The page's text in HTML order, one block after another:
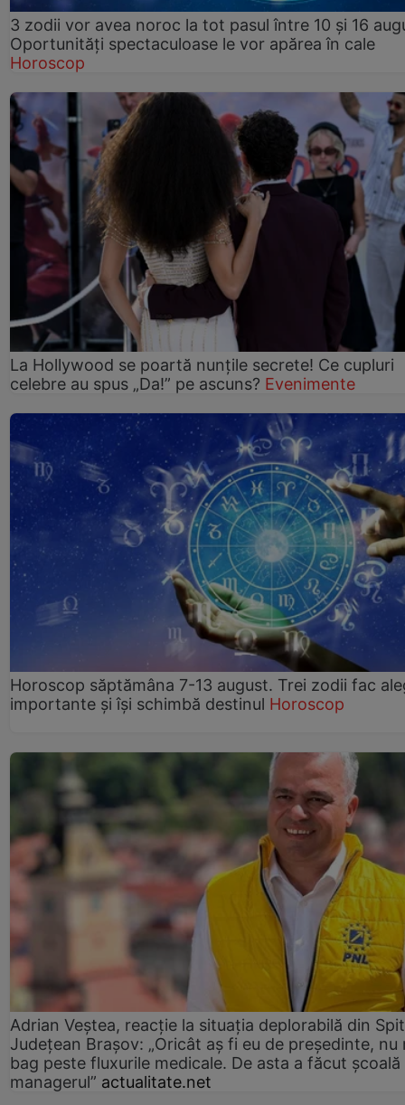
3 zodii vor avea noroc la tot pasul între 10 și 16
Oportunități spectaculoase le vor apărea în cale
Horoscop
La Hollywood se poartă nunțile secrete! Ce cupluri
celebre au spus „Da!” pe ascuns? Evenimente
Horoscop săptămâna 7-13 august. Trei zodii fac
importante și își schimbă destinul Horoscop
Adrian Veștea, reacție la situația deplorabilă din
Județean Brașov: „Oricât aș fi eu de președinte, nu
bag peste fluxurile medicale. De asta a făcut școală
managerul” actualitate.net